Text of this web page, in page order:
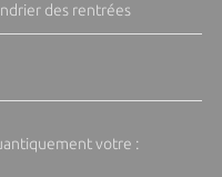
des rentrées
votre :